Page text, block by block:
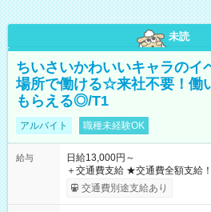
未読
ちいさいかわいいキャラのイ
場所で働ける☆来社不要！働
もらえる◎/T1
アルバイト 職種未経験OK
給与
日給13,000円～
＋交通費支給 ★交通費全額支給！ ┗案件により規定あり ★日払
いOK！（規定あり） ┗働いたそ
ンビニATMから 日払い分を引き落とせます
交通費別途支給あり